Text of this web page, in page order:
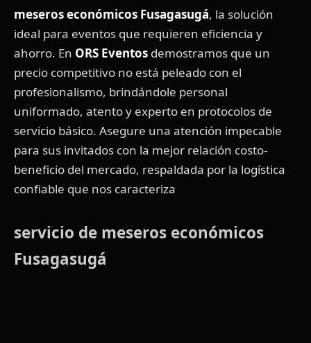
meseros económicos Fusagasugá, la solución
ideal para eventos que requieren eficiencia y
ahorro. En ORS Eventos demostramos que un
precio competitivo no está peleado con el
profesionalismo, brindándole personal
uniformado, atento y experto en protocolos de
servicio básico. Asegure una atención impecable
para sus invitados con la mejor relación costo-
beneficio del mercado, respaldada por la logística
confiable que nos caracteriza
servicio de meseros económicos
Fusagasugá